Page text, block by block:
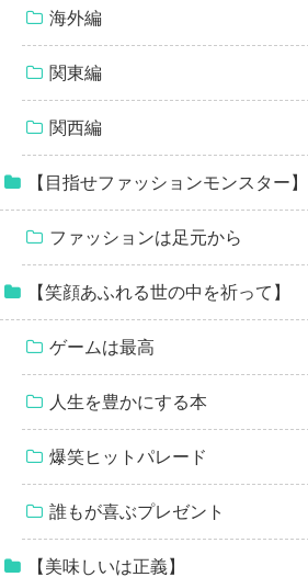
海外編
関東編
関西編
【目指せファッションモンスター】
ファッションは足元から
【笑顔あふれる世の中を祈って】
ゲームは最高
人生を豊かにする本
爆笑ヒットパレード
誰もが喜ぶプレゼント
【美味しいは正義】